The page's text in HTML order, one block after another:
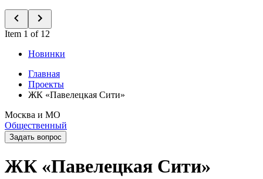
Item 1 of 12
Новинки
Главная
Проекты
ЖК «Павелецкая Сити»
Москва и МО
Общественный
Задать вопрос
ЖК «Павелецкая Сити»